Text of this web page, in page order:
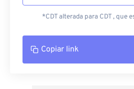
*CDT alterada para CDT , que
Copiar link